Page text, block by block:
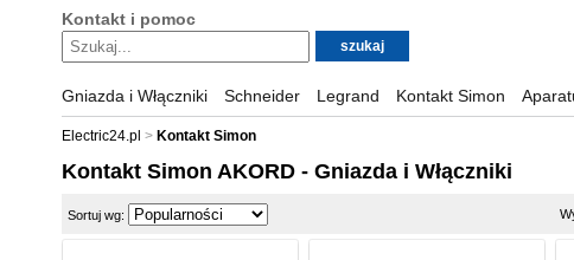
Kontakt i pomoc
Gniazda i Włączniki Schneider Legrand Kontakt Simon
Electric24.pl Kontakt Simon
Kontakt Simon AKORD - Gniazda i Włączniki
Sortuj wg: